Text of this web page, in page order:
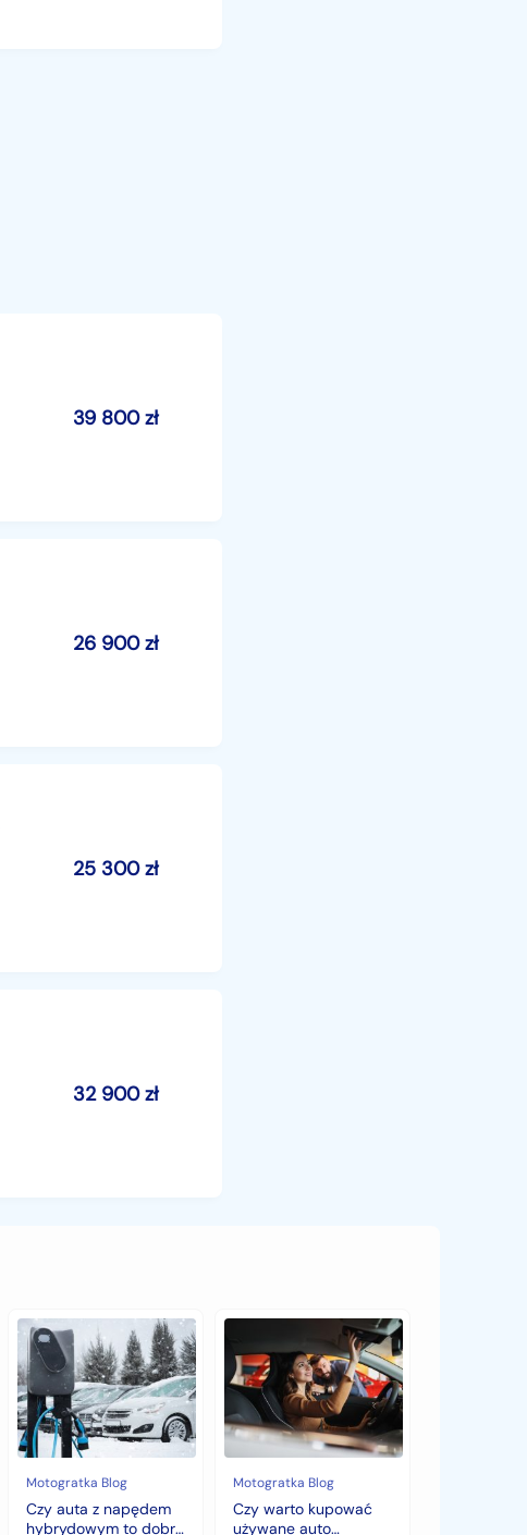
39 800zł
26 900zł
25 300zł
32 900zł
Czy
auta
z
napędem
hybrydowym
to
dobry
wybór
na
zimę?
Motogratka Blog
Czy auta z napędem
hybrydowym to dobry
Czy
warto
kupować
używane
auto
jesienią?
Sezonowe
zmiany
cen,
które
zaskoczą
Motogratka Blog
Czy warto kupować
używane auto